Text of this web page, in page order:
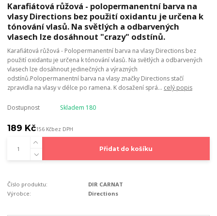
Karafiátová růžová - polopermanentní barva na
vlasy Directions bez použití oxidantu je určena k
tónování vlasů. Na světlých a odbarvených
vlasech lze dosáhnout "crazy" odstínů.
Karafiátová růžová - Polopermanentní barva na vlasy Directions bez
použití oxidantu je určena k tónování vlasů. Na světlých a odbarvených
vlasech lze dosáhnout jedinečných a výrazných
odstínů.Polopermanentní barva na vlasy značky Directions stačí
zpravidla na vlasy v délce po ramena. K dosažení sprá... celý popis
Dostupnost Skladem 180
189 Kč156 Kčbez DPH
Přidat do košíku
Číslo produktu:
DIR CARNAT
Výrobce:
Directions